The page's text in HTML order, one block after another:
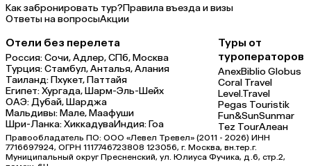
Как забронировать тур?Правила въезда и визы
Ответы на вопросыАкции
Отели без перелета
Россия:Сочи,Адлер,СПб,Москва
Турция:Стамбул,Анталья,Алания
Таиланд:Пхукет,Паттайя
Египет:Хургада,Шарм-Эль-Шейх
ОАЭ:Дубай,Шарджа
Мальдивы:Мале,Маафуши
Шри-Ланка:ХиккадуваИндия:Гоа
Туры от
туроператоров
AnexBiblio Globus
Coral Travel
Level.Travel
Pegas Touristik
Fun&SunSunmar
Tez TourАлеан
Правообладатель ПО: ООО «Левел Тревел» (2011 - 2026) ИНН
7716697924, ОГРН 1117746723808 123056, г. Москва, вн.тер.г.
Муниципальный округ Пресненский, ул. Юлиуса Фучика, д.6, стр.2,